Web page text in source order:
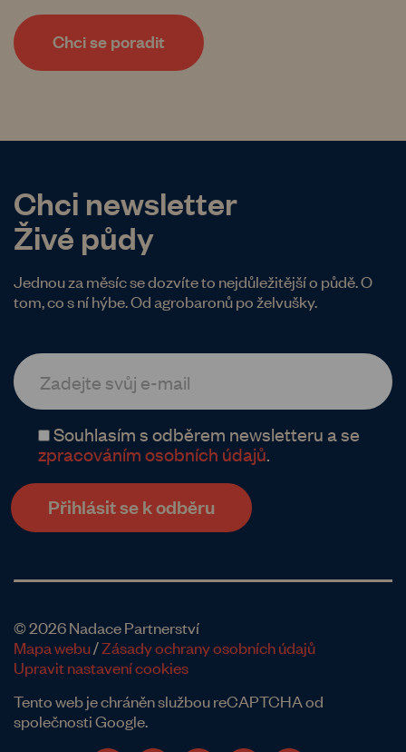
Chci se poradit
Chci newsletter
Živé půdy
Jednou za měsíc se dozvíte to nejdůležitější o půdě. O
tom, co s ní hýbe. Od agrobaronů po želvušky.
Souhlasím s odběrem newsletteru a se
zpracováním osobních údajů.
© 2026 Nadace Partnerství
Mapa webu/Zásady ochrany osobních údajů
Upravit nastavení cookies
Tento web je chráněn službou reCAPTCHA od
společnosti Google.